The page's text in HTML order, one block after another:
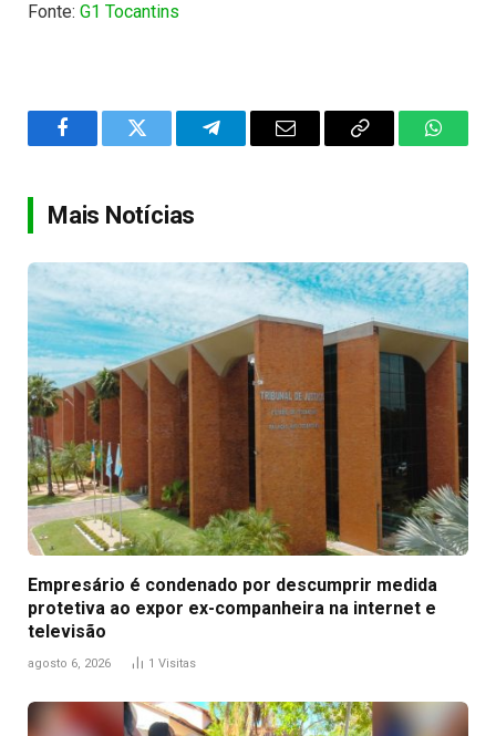
Fonte: G1 Tocantins
FacebookTwitter TelegramEmail
Copy
Mais Notícias
Empresário é condenado por descumprir medida
protetiva ao expor ex-companheira na internet e
televisão
agosto 6, 2026 1 Visitas